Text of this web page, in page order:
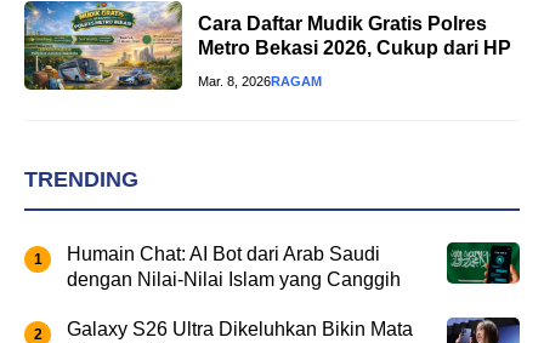
Cara Daftar Mudik Gratis Polres
Metro Bekasi 2026, Cukup dari HP
Mar. 8, 2026RAGAM
TRENDING
Humain Chat: AI Bot dari Arab Saudi
dengan Nilai-Nilai Islam yang Canggih
Galaxy S26 Ultra Dikeluhkan Bikin Mata